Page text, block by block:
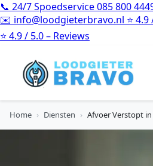
📞 24/7 Spoedservice085 800
✉️ info@loodgieterbravo.nl ⭐ 4.9
⭐ 4.9 / 5.0 – Reviews
Home › Diensten › Afvoer Verstopt in